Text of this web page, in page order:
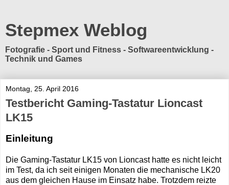
Stepmex Weblog
Fotografie - Sport und Fitness - Softwareentwicklung -
Technik und Games
Montag, 25. April 2016
Testbericht Gaming-Tastatur Lioncast
LK15
Einleitung
Die Gaming-Tastatur LK15 von Lioncast hatte es nicht leicht
im Test, da ich seit einigen Monaten die mechanische LK20
aus dem gleichen Hause im Einsatz habe. Trotzdem reizte